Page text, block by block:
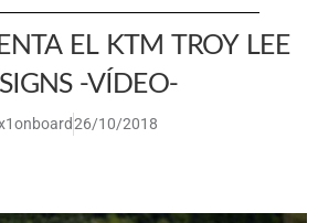
EL KTM TROY LEE
-VÍDEO-
26/10/2018